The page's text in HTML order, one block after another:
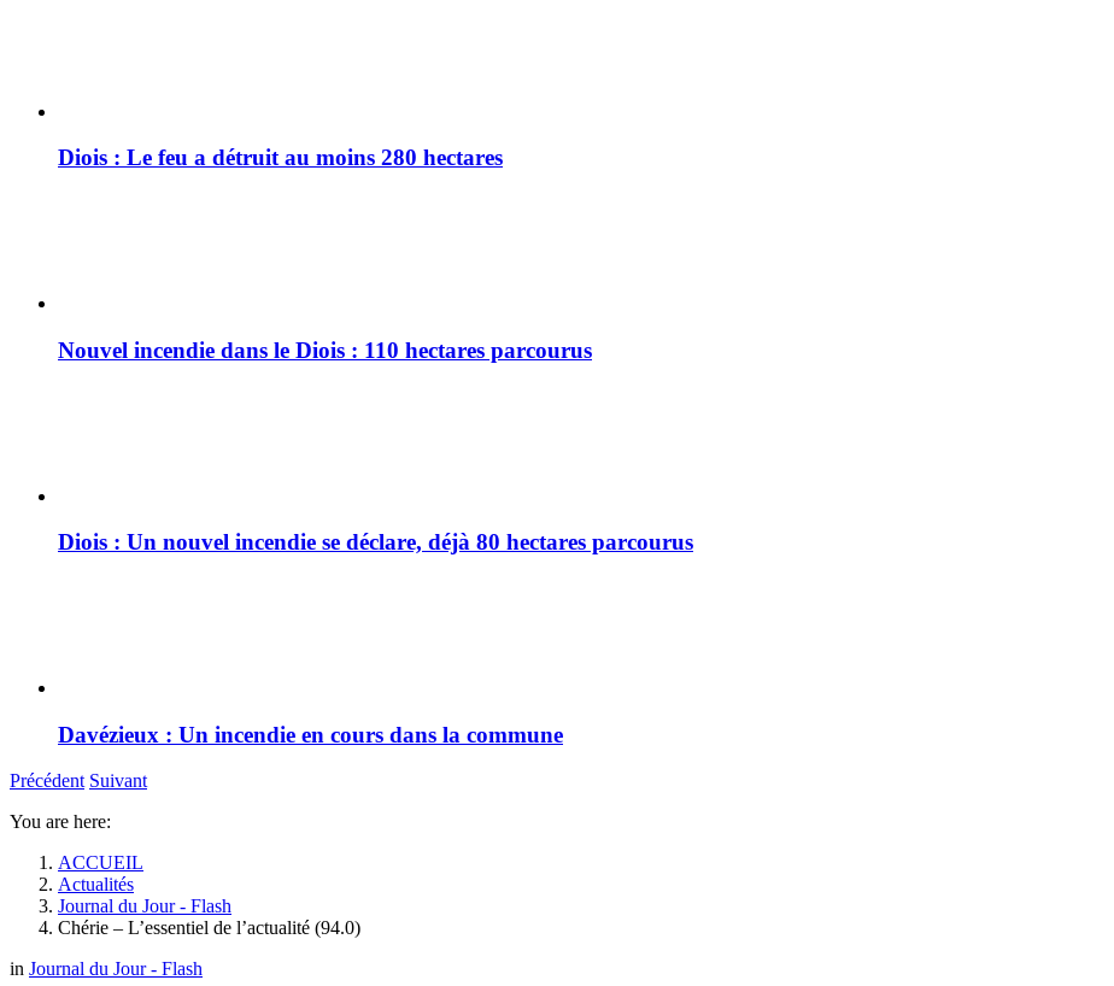
Diois : Le feu a détruit au moins 280 hectares
Nouvel incendie dans le Diois : 110 hectares parcourus
Diois : Un nouvel incendie se déclare, déjà 80 hectares parcourus
Davézieux : Un incendie en cours dans la commune
Précédent Suivant
You are here:
ACCUEIL
Actualités
Journal du Jour - Flash
Chérie – L’essentiel de l’actualité (94.0)
in Journal du Jour - Flash